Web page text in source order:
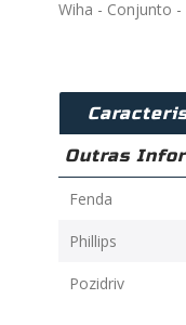
Wiha - Conjunto -
Outras
Fenda
Phillips
Pozidriv